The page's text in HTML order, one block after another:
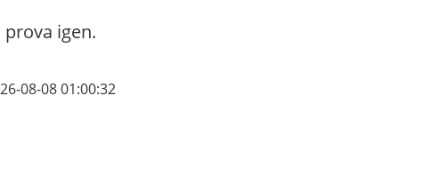
igen.
08-08 01:00:32